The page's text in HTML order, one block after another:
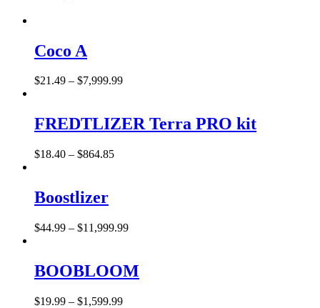
Coco A
$21.49 – $7,999.99
FREDTLIZER Terra PRO kit
$18.40 – $864.85
Boostlizer
$44.99 – $11,999.99
BOOBLOOM
$19.99 – $1,599.99